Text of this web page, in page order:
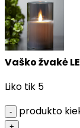
Vaško žvakė
Liko tik 5
produkto